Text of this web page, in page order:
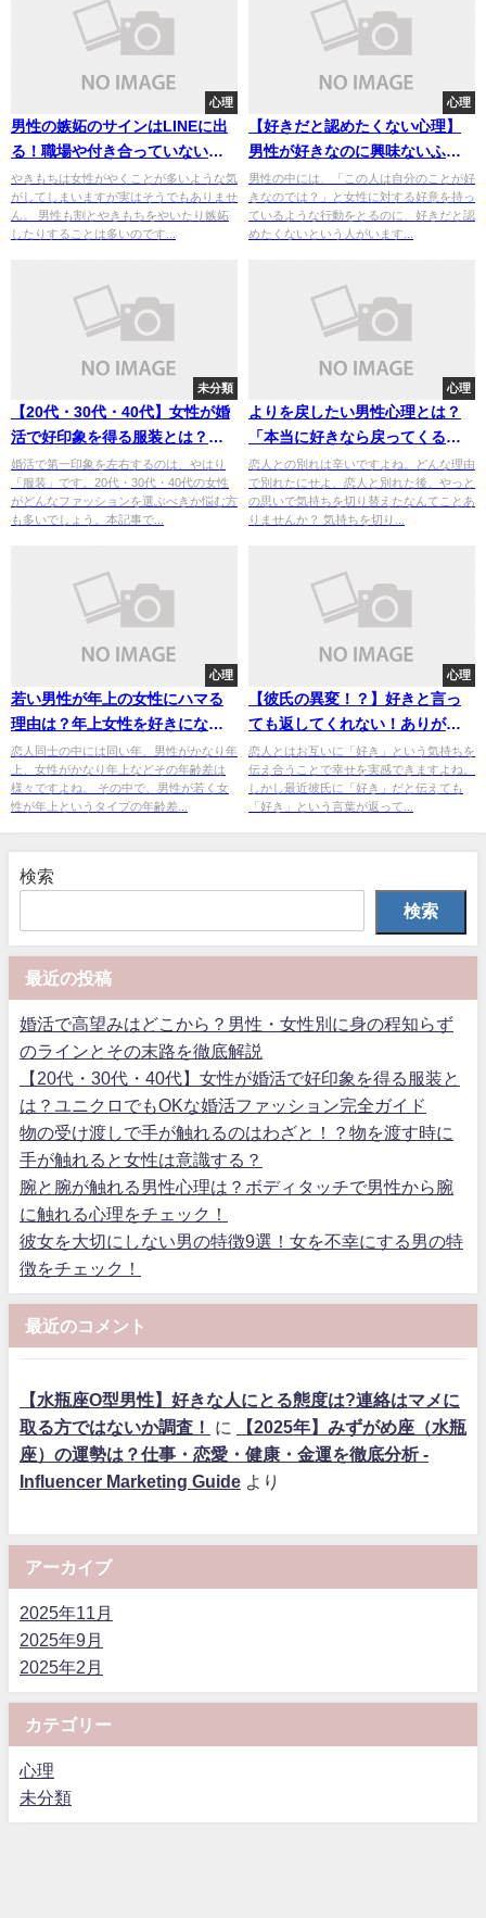
心理
男性の嫉妬のサインはLINEに出
る！職場や付き合っていない場
合の嫉妬サインもチェック！
やきもちは女性がやくことが多いような気
がしてしまいますが実はそうでもありませ
ん。 男性も割とやきもちをやいたり嫉妬
したりすることは多いのです...
心理
【好きだと認めたくない心理】
男性が好きなのに興味ないふり
をする心理をチェック！
男性の中には、「この人は自分のことが好
きなのでは？」と女性に対する好意を持っ
ているような行動をとるのに、好きだと認
めたくないという人がいます...
未分類
【20代・30代・40代】女性が婚
活で好印象を得る服装とは？ユ
ニクロでもOKな婚活ファッショ
ン完全ガイド
婚活で第一印象を左右するのは、やはり
「服装」です。20代・30代・40代の女性
がどんなファッションを選ぶべきか悩む方
も多いでしょう。本記事で...
心理
よりを戻したい男性心理とは？
「本当に好きなら戻ってくる」
は嘘？
恋人との別れは辛いですよね。どんな理由
で別れたにせよ、恋人と別れた後、やっと
の思いで気持ちを切り替えたなんてことあ
りませんか？ 気持ちを切り...
心理
若い男性が年上の女性にハマる
理由は？年上女性を好きになる
男性の特徴をチェック！
恋人同士の中には同い年、男性がかなり年
上、女性がかなり年上などその年齢差は
様々ですよね。 その中で、男性が若く女
性が年上というタイプの年齢差...
心理
【彼氏の異変！？】好きと言っ
ても返してくれない！ありがと
うしか言わないから不安な場合
は これをチェック
恋人とはお互いに「好き」という気持ちを
伝え合うことで幸せを実感できますよね。
しかし最近彼氏に「好き」だと伝えても
「好き」という言葉が返って...
検索
検索
最近の投稿
婚活で高望みはどこから？男性・女性別に身の程知らず
のラインとその末路を徹底解説
【20代・30代・40代】女性が婚活で好印象を得る服装と
は？ユニクロでもOKな婚活ファッション完全ガイド
物の受け渡しで手が触れるのはわざと！？物を渡す時に
手が触れると女性は意識する？
腕と腕が触れる男性心理は？ボディタッチで男性から腕
に触れる心理をチェック！
彼女を大切にしない男の特徴9選！女を不幸にする男の特
徴をチェック！
最近のコメント
【水瓶座O型男性】好きな人にとる態度は?連絡はマメに
取る方ではないか調査！
に
【2025年】みずがめ座（水瓶
座）の運勢は？仕事・恋愛・健康・金運を徹底分析 -
Influencer Marketing Guide より
アーカイブ
2025年11月
2025年9月
2025年2月
カテゴリー
心理
未分類